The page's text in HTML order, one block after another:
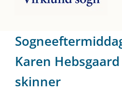
Karen
skinner